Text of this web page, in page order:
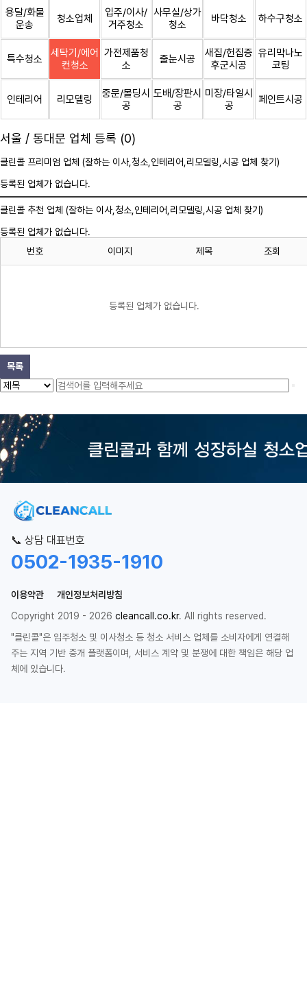
용달/화물
운송
청소업체
입주/이사/
거주청소
사무실/상가
청소
바닥청소 하수구청소
특수청소
세탁기/에어
컨청소
가전제품청
소
줄눈시공
새집/헌집증
후군시공
유리막나노
코팅
인테리어 리모델링
중문/몰딩시
공
도배/장판시
공
미장/타일시
공
페인트시공
서울 / 동대문 업체 등록 (0)
클린콜 프리미엄 업체 (잘하는 이사, 청소 ,인테리어,리모델링,시공 업체 찾기)
등록된 업체가 없습니다.
클린콜 추천 업체 (잘하는 이사, 청소 ,인테리어,리모델링,시공 업체 찾기)
등록된 업체가 없습니다.
번호
이미지 제목 조회
등록된 업체가 없습니다.
목록
📞 상담 대표번호
0502-1935-1910
이용약관
개인정보처리방침
Copyright 2019 - 2026 cleancall.co.kr. All rights reserved.
"클린콜"은 입주청소 및 이사청소 등 청소 서비스 업체를 소비자에게 연결해
주는 지역 기반 중개 플랫폼이며, 서비스 계약 및 분쟁에 대한 책임은 해당 업
체에 있습니다.